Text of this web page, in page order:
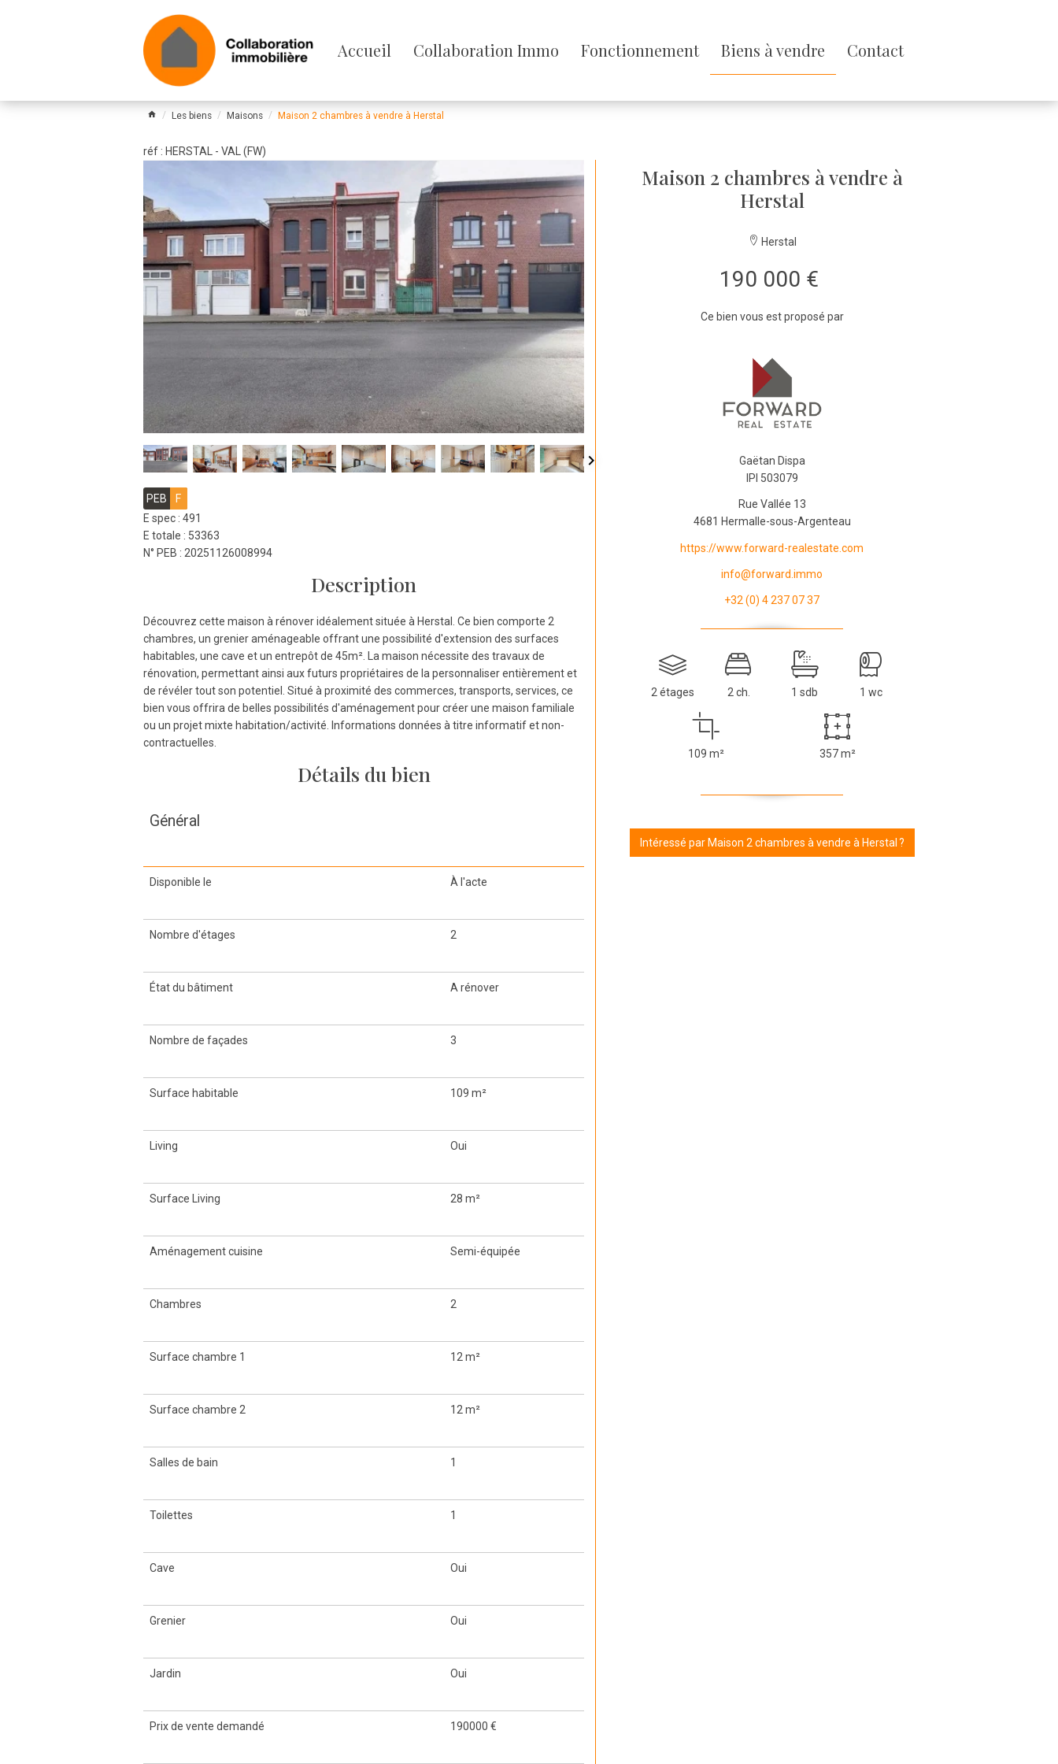
Passer
menu
Accueil Collaboration Immo Fonctionnement Biens à vendre Contact
Les biens Maisons Maison 2 chambres à vendre à Herstal
réf : HERSTAL - VAL (FW)
PEB
F
E spec : 491
E totale : 53363
N° PEB : 20251126008994
Description
Découvrez cette maison à rénover idéalement située à Herstal. Ce bien comporte 2
chambres, un grenier aménageable offrant une possibilité d'extension des surfaces
habitables, une cave et un entrepôt de 45m². La maison nécessite des travaux de
rénovation, permettant ainsi aux futurs propriétaires de la personnaliser entièrement et
de révéler tout son potentiel. Situé à proximité des commerces, transports, services, ce
bien vous offrira de belles possibilités d'aménagement pour créer une maison familiale
ou un projet mixte habitation/activité. Informations données à titre informatif et non-
contractuelles.
Détails du bien
Général
Disponible le À l'acte
Nombre d'étages 2
État du bâtiment A rénover
Nombre de façades 3
Surface habitable 109 m²
Living Oui
Surface Living 28 m²
Aménagement cuisine Semi-équipée
Chambres 2
Surface chambre 1 12 m²
Surface chambre 2 12 m²
Salles de bain 1
Toilettes 1
Cave Oui
Grenier Oui
Jardin Oui
Prix de vente demandé 190000 €
Maison 2 chambres à vendre à
Herstal
Herstal
190 000 €
Ce bien vous est proposé par
Gaëtan Dispa
IPI 503079
Rue Vallée 13
4681 Hermalle-sous-Argenteau
https://www.forward-realestate.com
info@forward.immo
+32 (0) 4 237 07 37
2 étages 2 ch. 1 sdb 1 wc
109 m² 357 m²
Intéressé par Maison 2 chambres à vendre à Herstal ?